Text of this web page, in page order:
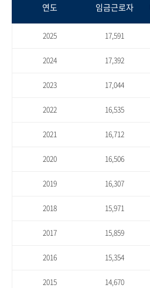
연도 임금근로자
2025 17,591
2024 17,392
2023 17,044
2022 16,535
2021 16,712
2020 16,506
2019 16,307
2018 15,971
2017 15,859
2016 15,354
2015 14,670